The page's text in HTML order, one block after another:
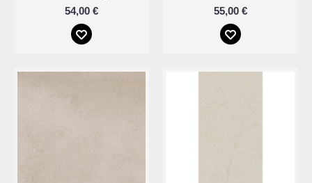
54,00 € 55,00 €